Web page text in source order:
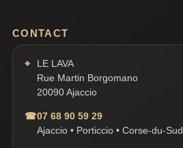
CONTACT
⌖
LE LAVA
Rue Martin Borgomano
20090 Ajaccio
☎07 68 90 59 29
Ajaccio • Porticcio • Corse-du-Sud